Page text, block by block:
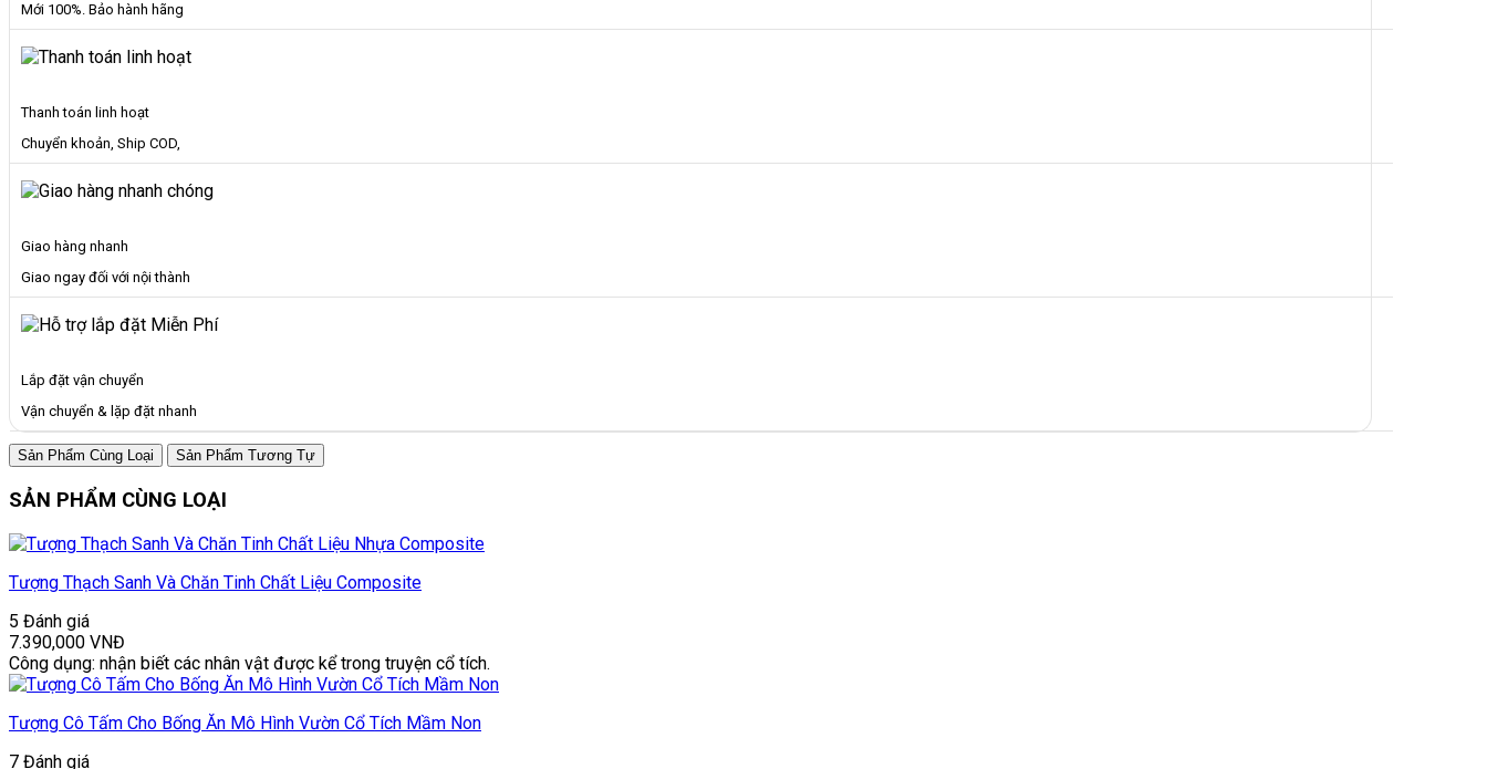
Mới 100%. Bảo hành hãng
Thanh toán linh hoạt
Chuyển khoản, Ship COD,
Giao hàng nhanh
Giao ngay đối với nội thành
Lắp đặt vận chuyển
Vận chuyển & lặp đặt nhanh
Sản Phẩm Cùng Loại Sản Phẩm Tương Tự
SẢN PHẨM CÙNG LOẠI
Tượng Thạch Sanh Và Chăn Tinh Chất Liệu Composite
5 Đánh giá
7.390,000 VNĐ
Công dụng: nhận biết các nhân vật được kể trong truyện cổ tích.
Tượng Cô Tấm Cho Bống Ăn Mô Hình Vườn Cổ Tích Mầm Non
7 Đánh giá